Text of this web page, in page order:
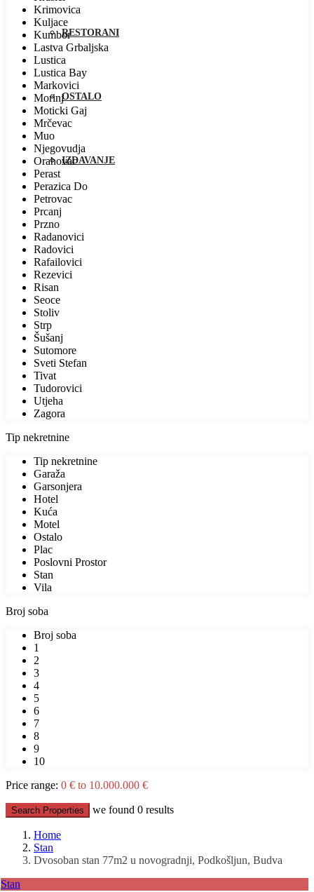
RESTORANI
OSTALO
IZDAVANJE
Krimovica
Kuljace
Kumbor
Lastva Grbaljska
Lustica
Lustica Bay
Markovici
Morinj
Moticki Gaj
Mrčevac
Muo
Njegovudja
Orahovac
Perast
Perazica Do
Petrovac
Prcanj
Przno
Radanovici
Radovici
Rafailovici
Rezevici
Risan
Seoce
Stoliv
Strp
Šušanj
Sutomore
Sveti Stefan
Tivat
Tudorovici
Utjeha
Zagora
Tip nekretnine
Tip nekretnine
Garaža
Garsonjera
Hotel
Kuća
Motel
Ostalo
Plac
Poslovni Prostor
Stan
Vila
Broj soba
Broj soba
1
2
3
4
5
6
7
8
9
10
Price range: 0 € to 10.000.000 €
Search Properties we found 0 results
Home
Stan
Dvosoban stan 77m2 u novogradnji, Podkošljun, Budva
Stan